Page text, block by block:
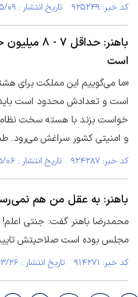
کد خبر: ۹۲۵۲۴۹ تاریخ انتشار : ۱۴۰۳/۰۵/۰۹
است
«ما می‌گوییم این مملکت برای
است و تعدادش محدود است
خواست بزند با هسته سخت
و امنیتی کشور سراغش می‌رود.
کد خبر: ۹۲۴۲۸۷ تاریخ انتشار : ۱۴۰۳/۰۵/۰۶
باهنر: به عقل من هم
محمدرضا باهنر گفت: جنتی
مجلس بوده است صلاحیتش
کد خبر: ۹۱۴۲۷۱ تاریخ انتشار : ۱۴۰۳/۰۳/۲۶